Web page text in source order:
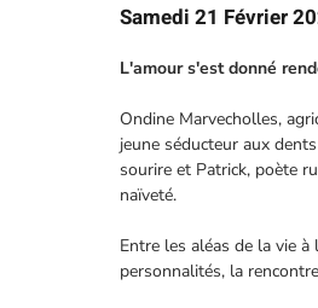
Samedi 21 Février
L'amour s'est donné
Ondine Marvecholles,
jeune séducteur aux
sourire et Patrick, poète
naïveté.
Entre les aléas de la vie
personnalités, la